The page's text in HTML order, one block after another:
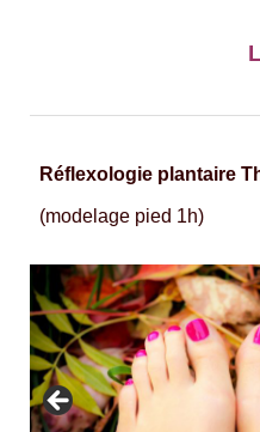
Réflexologie plantaire
(modelage pied 1h)